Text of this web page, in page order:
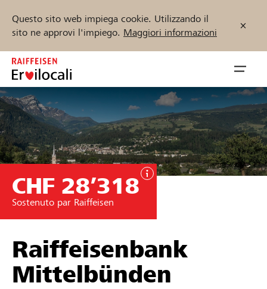
Questo sito web impiega cookie. Utilizzando il
sito ne approvi l'impiego. Maggiori informazioni
Zum
Inhalt
springen
öffnen
Sostenere
Aiuto & supporto
Partner / Banche Raiffeisen
Trova progetti e organizzazioni
Inizia ora
CHF 28’318
Sostenuto par Raiffeisen
Raiffeisenbank
Mittelbünden